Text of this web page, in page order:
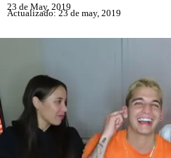
23 de May, 2019
Actualizado: 23 de may, 2019